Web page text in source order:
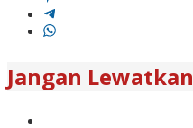
Jangan Lewatkan